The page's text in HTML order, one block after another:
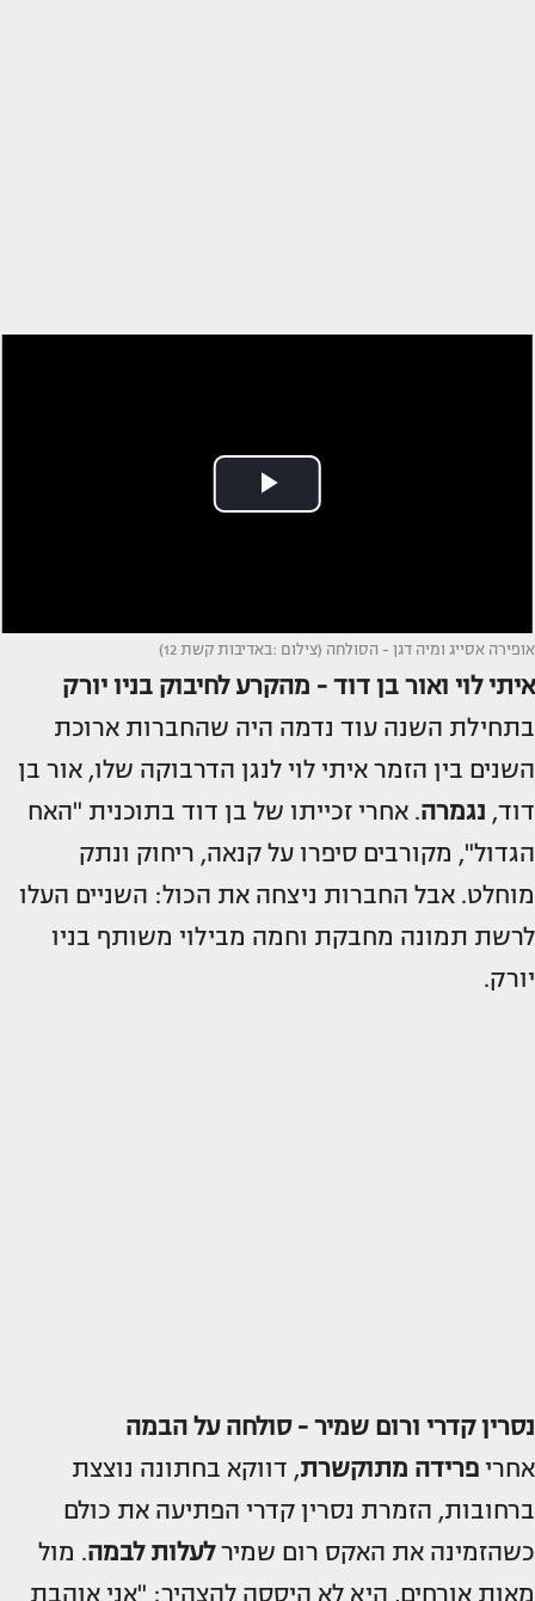
אופירה אסייג ומיה דגן - הסולחה (צילום :באדיבות קשת 12)
איתי לוי ואור בן דוד - מהקרע לחיבוק בניו יורק
בתחילת השנה עוד נדמה היה שהחברות ארוכת
השנים בין הזמר איתי לוי לנגן הדרבוקה שלו, אור בן
דוד, נגמרה. אחרי זכייתו של בן דוד בתוכנית "האח
הגדול", מקורבים סיפרו על קנאה, ריחוק ונתק
מוחלט. אבל החברות ניצחה את הכול: השניים העלו
לרשת תמונה מחבקת וחמה מבילוי משותף בניו
יורק.
נסרין קדרי ורום שמיר - סולחה על הבמה
אחרי פרידה מתוקשרת, דווקא בחתונה נוצצת
ברחובות, הזמרת נסרין קדרי הפתיעה את כולם
כשהזמינה את האקס רום שמירלעלות לבמה. מול
מאות אורחים, היא לא היססה להצהיר: "אני אוהבת